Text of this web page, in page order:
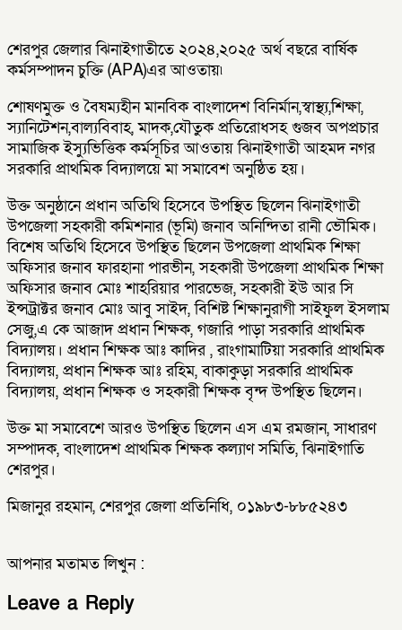
শেরপুর জেলার ঝিনাইগাতীতে ২০২৪,২০২৫ অর্থ বছরে বার্ষিক
কর্মসম্পাদন চুক্তি (APA)এর আওতায়৷
শোষণমুক্ত ও বৈষম্যহীন মানবিক বাংলাদেশ বিনির্মান,স্বাস্থ্য,শিক্ষা,
স্যানিটেশন,বাল্যবিবাহ, মাদক,যৌতুক প্রতিরোধসহ গুজব অপপ্রচার
সামাজিক ইস্যুভিত্তিক কর্মসূচির আওতায় ঝিনাইগাতী আহমদ নগর
সরকারি প্রাথমিক বিদ্যালয়ে মা সমাবেশ অনুষ্ঠিত হয়।
উক্ত অনুষ্ঠানে প্রধান অতিথি হিসেবে উপস্থিত ছিলেন ঝিনাইগাতী
উপজেলা সহকারী কমিশনার (ভূমি) জনাব অনিন্দিতা রানী ভৌমিক।
বিশেষ অতিথি হিসেবে উপস্থিত ছিলেন উপজেলা প্রাথমিক শিক্ষা
অফিসার জনাব ফারহানা পারভীন, সহকারী উপজেলা প্রাথমিক শিক্ষা
অফিসার জনাব মোঃ শাহরিয়ার পারভেজ, সহকারী ইউ আর সি
ইন্সট্রাক্টর জনাব মোঃ আবু সাইদ, বিশিষ্ট শিক্ষানুরাগী সাইফুল ইসলাম
সেজু,এ কে আজাদ প্রধান শিক্ষক, গজারি পাড়া সরকারি প্রাথমিক
বিদ্যালয়। প্রধান শিক্ষক আঃ কাদির , রাংগামাটিয়া সরকারি প্রাথমিক
বিদ্যালয়, প্রধান শিক্ষক আঃ রহিম, বাকাকুড়া সরকারি প্রাথমিক
বিদ্যালয়, প্রধান শিক্ষক ও সহকারী শিক্ষক বৃন্দ উপস্থিত ছিলেন।
উক্ত মা সমাবেশে আরও উপস্থিত ছিলেন এস এম রমজান, সাধারণ
সম্পাদক, বাংলাদেশ প্রাথমিক শিক্ষক কল্যাণ সমিতি, ঝিনাইগাতি
শেরপুর।
মিজানুর রহমান, শেরপুর জেলা প্রতিনিধি, ০১৯৮৩-৮৮৫২৪৩
আপনার মতামত লিখুন :
Leave a Reply